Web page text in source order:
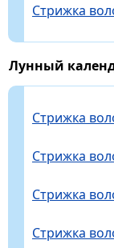
Стрижка
Лунный
Стрижка
Стрижка
Стрижка
Стрижка